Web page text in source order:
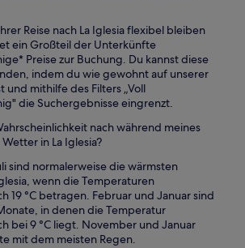
Reise nach La Iglesia flexibel bleiben
ein Großteil der Unterkünfte
Preise zur Buchung. Du kannst diese
indem du wie gewohnt auf unserer
und mithilfe des Filters „Voll
die Suchergebnisse eingrenzt.
nach während meines
in La Iglesia?
sind normalerweise die wärmsten
wenn die Temperaturen
19 °C betragen. Februar und Januar sind
in denen die Temperatur
bei 9 °C liegt. November und Januar
mit dem meisten Regen.